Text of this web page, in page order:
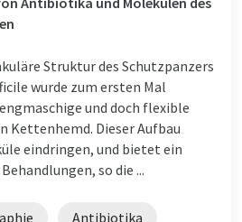
Struktur des Schutzpanzers
wurde zum ersten Mal
und doch flexible
Kettenhemd. Dieser Aufbau
eindringen, und bietet ein
so die ...
Antibiotika